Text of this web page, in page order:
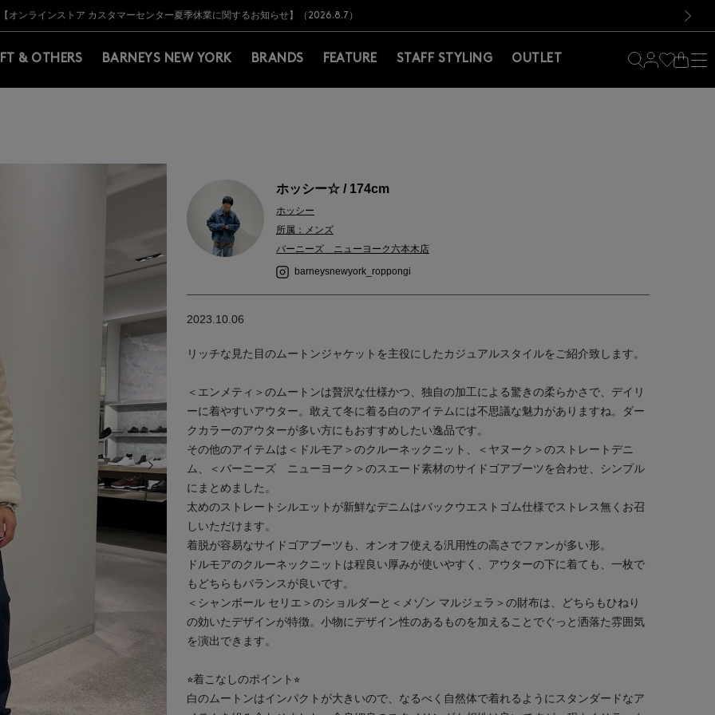
BARNEYS＞会員のお客様は11,000円（税込）以上のお買上げで常時送料無料！お買い物の際は会員登録を！
【夏季休業に伴う出荷一時停止のお知らせ】(2026.8.7)
【オンラインストア カスタマーセンター夏季休業に関するお知らせ】（2026.8.7）
【夏季休業に伴う返品・交換承り一時停止のお知らせ】（2026.8.5）
熊本県を中心とした地震の影響によるお荷物のお届けについて
【開催中】SUMMER SALEのご案内・ご注意事項
BARNEYS＞会員のお客様は11,000円（税込）以上のお買上げで常時送料無料！お買い物の際は会員登録を！
【夏季休業に伴う出荷一時停止のお知らせ】(2026.8.7)
& OTHERS BARNEYS NEW YORK BRANDS FEATURE STAFF STYLING OUTLET
次の画像
ホッシー☆ / 174cm
ホッシー
所属：メンズ
バーニーズ ニューヨーク六本木店
barneysnewyork_roppongi
2023.10.06
リッチな見た目のムートンジャケットを主役にしたカジュアルスタイルをご紹介致します。
＜エンメティ＞のムートンは贅沢な仕様かつ、独自の加工による驚きの柔らかさで、デイリ
ーに着やすいアウター。敢えて冬に着る白のアイテムには不思議な魅力がありますね。ダー
クカラーのアウターが多い方にもおすすめしたい逸品です。
その他のアイテムは＜ドルモア＞のクルーネックニット、＜ヤヌーク＞のストレートデニ
ム、＜バーニーズ ニューヨーク＞のスエード素材のサイドゴアブーツを合わせ、シンプル
にまとめました。
太めのストレートシルエットが新鮮なデニムはバックウエストゴム仕様でストレス無くお召
しいただけます。
着脱が容易なサイドゴアブーツも、オンオフ使える汎用性の高さでファンが多い形。
ドルモアのクルーネックニットは程良い厚みが使いやすく、アウターの下に着ても、一枚で
もどちらもバランスが良いです。
＜シャンボール セリエ＞のショルダーと＜メゾン マルジェラ＞の財布は、どちらもひねり
の効いたデザインが特徴。小物にデザイン性のあるものを加えることでぐっと洒落た雰囲気
を演出できます。
⭐︎着こなしのポイント⭐︎
白のムートンはインパクトが大きいので、なるべく自然体で着れるようにスタンダードなア